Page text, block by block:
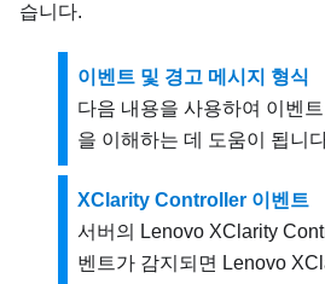
습니다.
이벤트 및 경고 메시지 형식
다음 내용을 사용하여 이벤
을 이해하는 데 도움이 됩니
XClarity Controller 이벤트
서버의
Lenovo XClarity
벤트가 감지되면 Lenovo